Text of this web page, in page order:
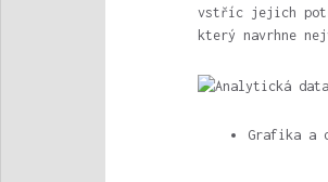
vstříc jejich
který navrhne
Grafika a